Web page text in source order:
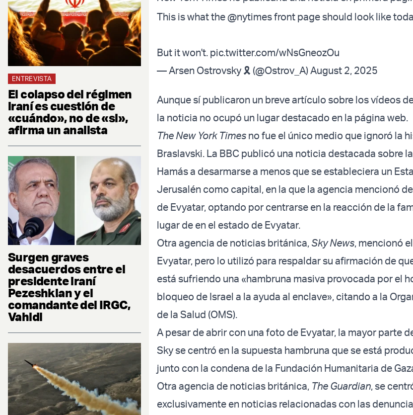
ENTREVISTA
El colapso del régimen
iraní es cuestión de
«cuándo», no de «si»,
afirma un analista
Surgen graves
desacuerdos entre el
presidente iraní
Pezeshkian y el
comandante del IRGC,
Vahidi
This is what the @nytimesfront page should look like
But it won't. pic.twitter.com/wNsGneozOu
— Arsen Ostrovsky 🎗️ (@Ostrov_A)August 2, 2025
Aunque sí publicaron un breve artículo sobre los vídeos
la noticia no ocupó un lugar destacado en la página web.
The New York Times no fue el único medio que ignoró la
Braslavski. La BBC publicó una noticia destacada sobre
Hamás a desarmarse a menos que se estableciera un
Jerusalén como capital, en la que la agencia mencionó
de Evyatar, optando por centrarse en la reacción de la
lugar de en el estado de Evyatar.
Otra agencia de noticias británica,Sky News, mencionó
Evyatar, pero lo utilizó para respaldar su afirmación de
está sufriendo una «hambruna masiva provocada por el
bloqueo de Israel a la ayuda al enclave», citando a la
de la Salud (OMS).
A pesar de abrir con una foto de Evyatar, la mayor parte
Sky se centró en la supuesta hambruna que se está
junto con la condena de la Fundación Humanitaria de
Otra agencia de noticias británica, The Guardian, se
exclusivamente en noticias relacionadas con las